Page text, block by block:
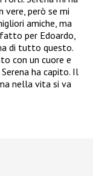
però se mi
amiche, ma
per Edoardo,
di tutto questo.
con un cuore e
ha capito. Il
nella vita si va